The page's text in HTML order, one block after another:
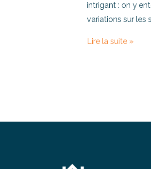
intrigant : on y
variations sur les
Lire la suite »